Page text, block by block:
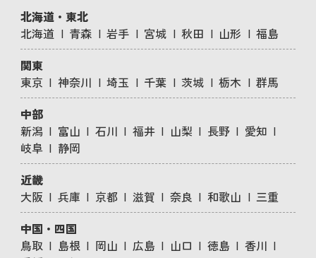
北海道・東北
北海道
青森 岩手 宮城 秋田 山形
福島
関東
東京
神奈川 埼玉 千葉 茨城 栃木
群馬
中部
新潟
富山 石川 福井 山梨 長野
愛知
岐阜
静岡
近畿
大阪
兵庫 京都 滋賀 奈良 和歌山
三重
中国・四国
鳥取
島根 岡山 広島 山口 徳島
香川